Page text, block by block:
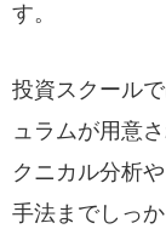
す。
投資スクール
ュラムが用意
クニカル分析
手法までしっか